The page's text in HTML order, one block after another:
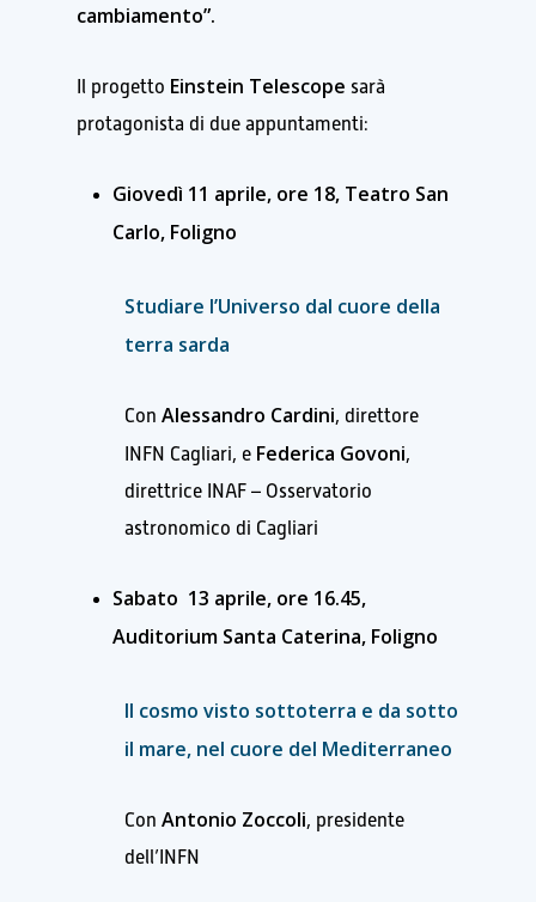
cambiamento”.
Il progetto Einstein Telescope sarà
protagonista di due appuntamenti:
Giovedì 11 aprile, ore 18, Teatro San
Carlo, Foligno
Studiare l’Universo dal cuore della
terra sarda
Con Alessandro Cardini, direttore
INFN Cagliari, e Federica Govoni,
direttrice INAF – Osservatorio
astronomico di Cagliari
Sabato 13 aprile, ore 16.45,
Auditorium Santa Caterina, Foligno
Il cosmo visto sottoterra e da sotto
il mare, nel cuore del Mediterraneo
Con Antonio Zoccoli, presidente
dell’INFN